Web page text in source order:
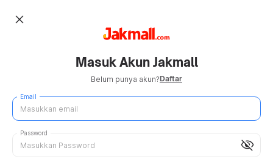
close
Masuk Akun Jakmall
Belum punya akun?Daftar
Email
visibility_off
Password